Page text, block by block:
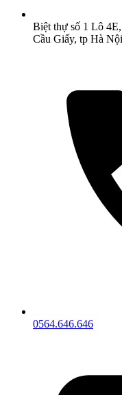
Biệt thự số 1 Lô
Cầu Giấy, tp Hà Nội
0564.646.646